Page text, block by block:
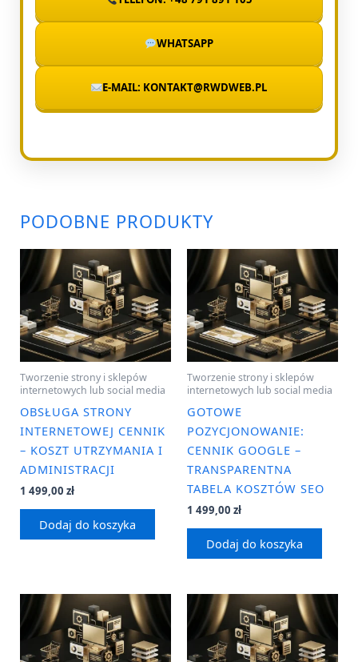
WHATSAPP
E-MAIL: KONTAKT@RWDWEB.PL
PODOBNE PRODUKTY
Tworzenie strony i sklepów
internetowych lub social media
OBSŁUGA STRONY
INTERNETOWEJ CENNIK
– KOSZT UTRZYMANIA I
ADMINISTRACJI
1 499,00 zł
Dodaj do koszyka
Tworzenie strony i sklepów
internetowych lub social media
GOTOWE
POZYCJONOWANIE:
CENNIK GOOGLE –
TRANSPARENTNA
TABELA KOSZTÓW SEO
1 499,00 zł
Dodaj do koszyka